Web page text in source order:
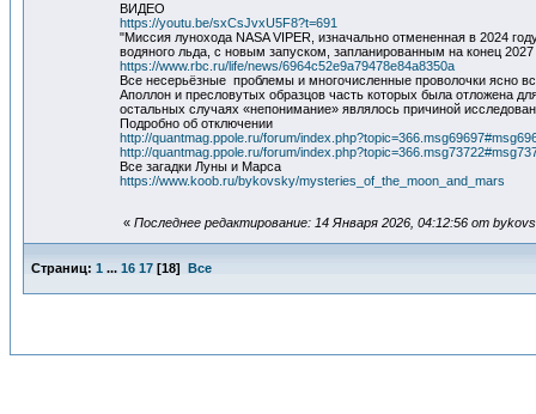
ВИДЕО
https://youtu.be/sxCsJvxU5F8?t=691
"Миссия лунохода NASA VIPER, изначально отмененная в 2024
водяного льда, с новым запуском, запланированным на конец
https://www.rbc.ru/life/news/6964c52e9a79478e84a8350a
Все несерьёзные проблемы и многочисленные проволочки ясно
Аполлон и пресловутых образцов часть которых была отложена
остальных случаях «непонимание» являлось причиной
Подробно об отключении
http://quantmag.ppole.ru/forum/
http://quantmag.ppole.ru/forum/
Все загадки Луны и Марса
https://www.koob.ru/bykovsky/mysteries_of_the_moon_and_mars
« Последнее редактирование: 14 Января 2026, 04:12:56 от
Страниц: 1 ... 16 17 [18] Все